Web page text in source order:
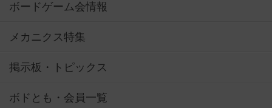
ボードゲーム会情報
メカニクス特集
掲示板・トピックス
ボドとも・会員一覧